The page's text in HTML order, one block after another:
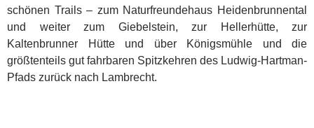
schönen Trails – zum Naturfreundehaus Heidenbrunnental
und weiter zum Giebelstein, zur Hellerhütte, zur
Kaltenbrunner Hütte und über Königsmühle und die
größtenteils gut fahrbaren Spitzkehren des Ludwig-Hartman-
Pfads zurück nach Lambrecht.